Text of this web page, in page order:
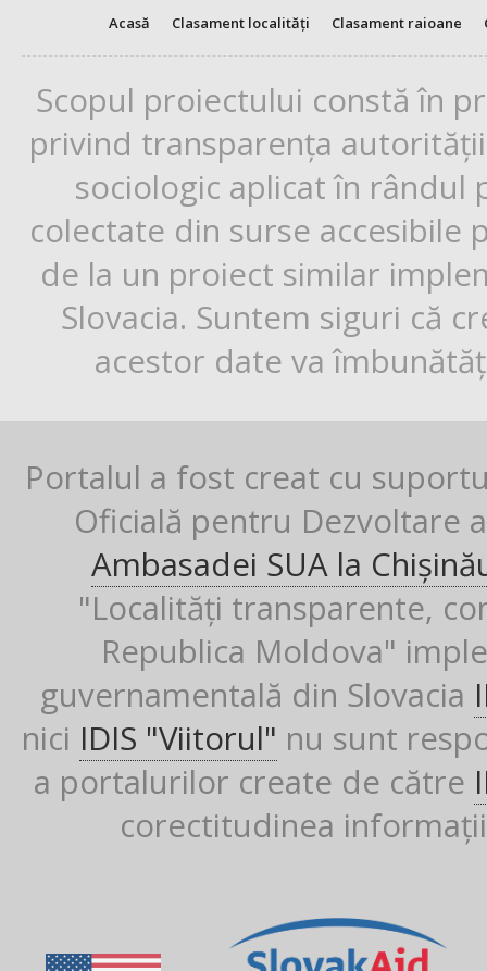
Acasă Clasament localități Clasament raioane
Scopul proiectului constă în
privind transparența
sociologic aplicat în rândul
colectate din surse
de la un proiect similar
Slovacia. Suntem siguri că
acestor date va
Portalul a fost creat cu
Oficială pentru Dezvoltare
Ambasadei SUA la
"Localități transparente,
Republica Moldova"
guvernamentală din Slovacia
nici IDIS "Viitorul" nu sunt
a portalurilor create de către
corectitudinea